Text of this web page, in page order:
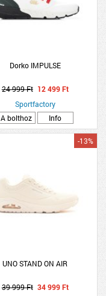
Dorko IMPULSE
24 999 Ft 12 499 Ft
Sportfactory
A bolthoz
Info
UNO STAND ON AIR
-13%
39 999 Ft 34 999 Ft